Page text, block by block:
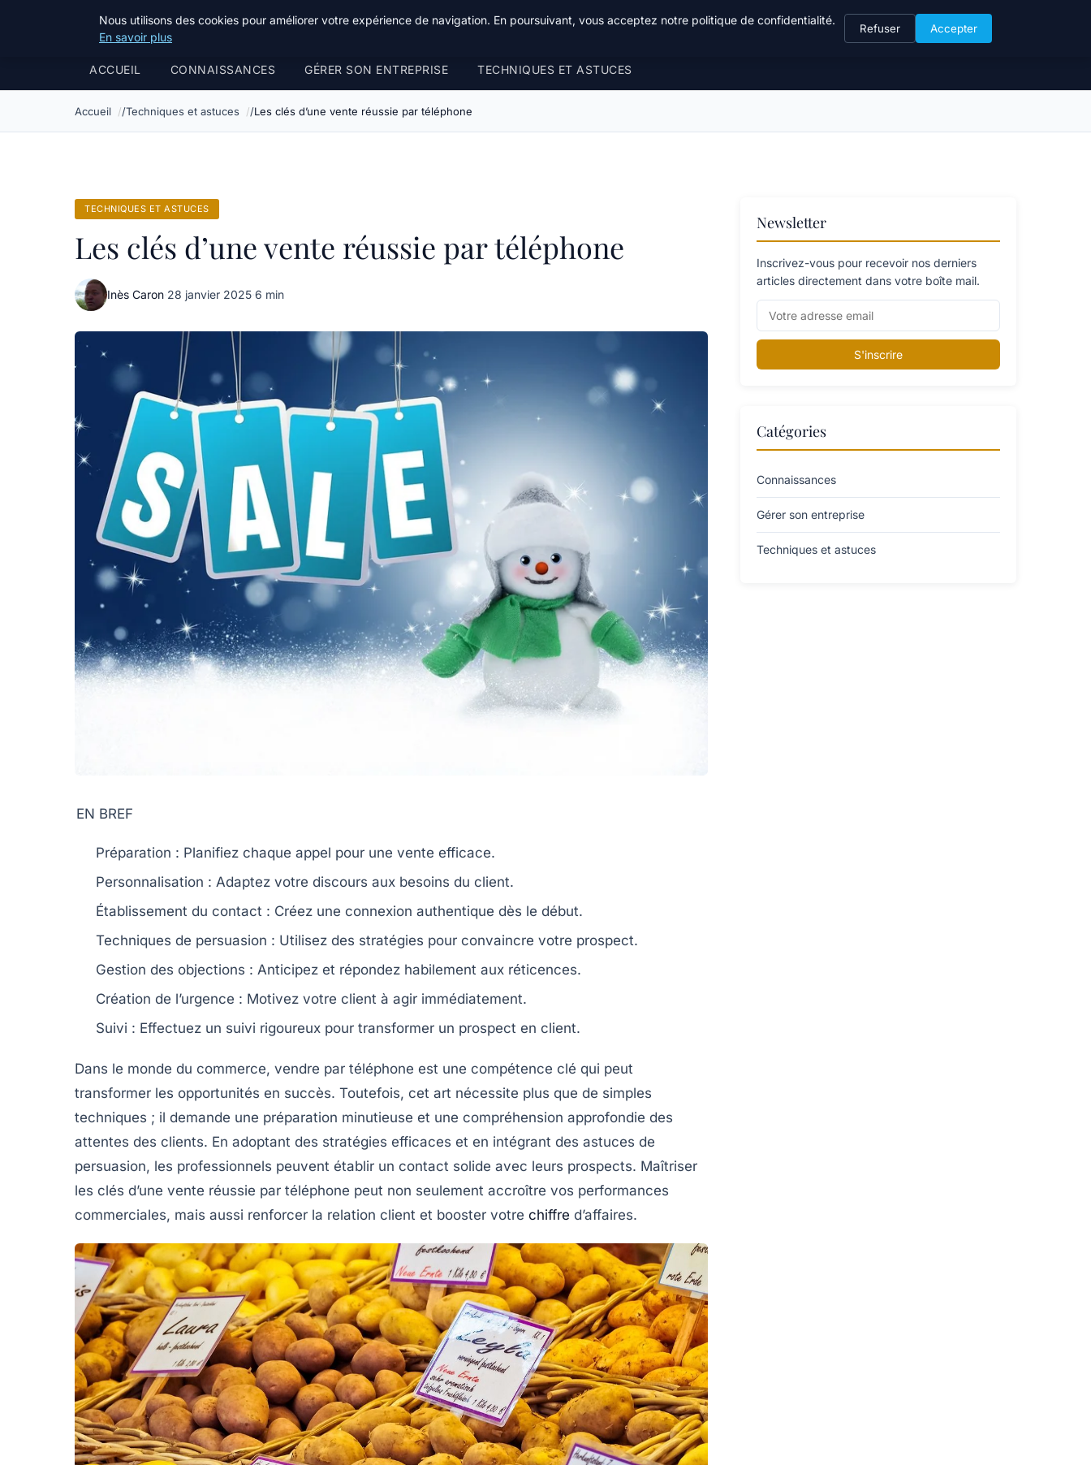
Bible Telemarketing
ACCUEIL CONNAISSANCES GÉRER SON ENTREPRISE TECHNIQUES ET ASTUCES
Accueil Techniques et astuces Les clés d’une vente réussie par téléphone
TECHNIQUES ET ASTUCES
Les clés d’une vente réussie par téléphone
Inès Caron·28 janvier 2025·6 min
EN BREF
Préparation : Planifiez chaque appel pour une vente efficace.
Personnalisation : Adaptez votre discours aux besoins du client.
Établissement du contact : Créez une connexion authentique dès le début.
Techniques de persuasion : Utilisez des stratégies pour convaincre votre prospect.
Gestion des objections : Anticipez et répondez habilement aux réticences.
Création de l’urgence : Motivez votre client à agir immédiatement.
Suivi : Effectuez un suivi rigoureux pour transformer un prospect en client.
Dans le monde du commerce, vendre par téléphone est une compétence clé qui peut
transformer les opportunités en succès. Toutefois, cet art nécessite plus que de simples
techniques ; il demande une préparation minutieuse et une compréhension approfondie des
attentes des clients. En adoptant des stratégies efficaces et en intégrant des astuces de
persuasion, les professionnels peuvent établir un contact solide avec leurs prospects. Maîtriser
les clés d’une vente réussie par téléphone peut non seulement accroître vos performances
commerciales, mais aussi renforcer la relation client et booster votre chiffre d’affaires.
Newsletter
Inscrivez-vous pour recevoir nos derniers
articles directement dans votre boîte mail.
S'inscrire
Catégories
Connaissances
Gérer son entreprise
Techniques et astuces
Nous utilisons des cookies pour améliorer votre expérience de navigation. En poursuivant, vous acceptez notre politique de confidentialité.
En savoir plus
Refuser Accepter